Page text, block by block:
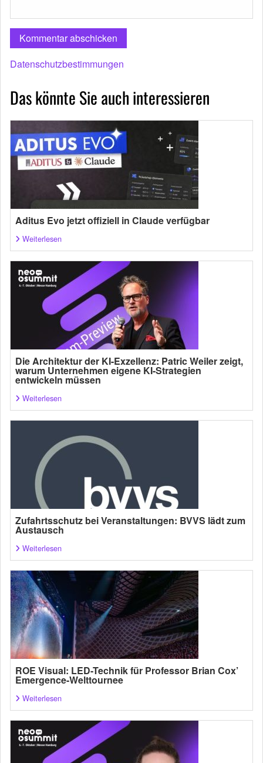
Datenschutzbestimmungen
Das könnte Sie auch interessieren
Aditus Evo jetzt offiziell in Claude verfügbar
Weiterlesen
Die Architektur der KI-Exzellenz: Patric Weiler zeigt,
warum Unternehmen eigene KI-Strategien
entwickeln müssen
Weiterlesen
Zufahrtsschutz bei Veranstaltungen: BVVS lädt zum
Austausch
Weiterlesen
ROE Visual: LED-Technik für Professor Brian Cox’
Emergence-Welttournee
Weiterlesen